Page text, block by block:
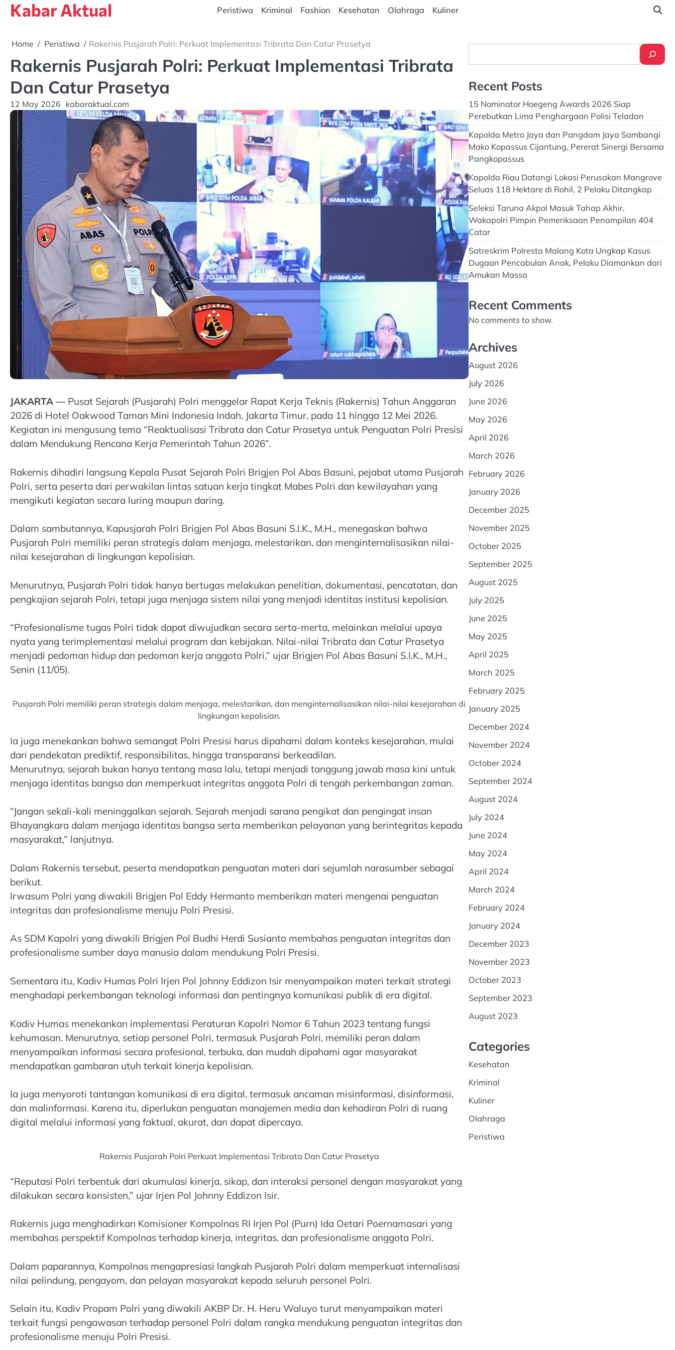
SkipKabar Aktual Peristiwa Kriminal Fashion Kesehatan Olahraga Kuliner
Home Peristiwa Rakernis Pusjarah Polri: Perkuat Implementasi Tribrata Dan Catur Prasetya
Rakernis Pusjarah Polri: Perkuat Implementasi Tribrata
Dan Catur Prasetya
12 May 2026 kabaraktual.com
JAKARTA —Pusat Sejarah (Pusjarah) Polri menggelar Rapat Kerja Teknis (Rakernis) Tahun Anggaran
2026 di Hotel Oakwood Taman Mini Indonesia Indah, Jakarta Timur, pada 11 hingga 12 Mei 2026.
Kegiatan ini mengusung tema “Reaktualisasi Tribrata dan Catur Prasetya untuk Penguatan Polri Presisi
dalam Mendukung Rencana Kerja Pemerintah Tahun 2026”.
Rakernis dihadiri langsung Kepala Pusat Sejarah Polri Brigjen Pol Abas Basuni, pejabat utama Pusjarah
Polri, serta peserta dari perwakilan lintas satuan kerja tingkat Mabes Polri dan kewilayahan yang
mengikuti kegiatan secara luring maupun daring.
Dalam sambutannya, Kapusjarah Polri Brigjen Pol Abas Basuni S.I.K., M.H., menegaskan bahwa
Pusjarah Polri memiliki peran strategis dalam menjaga, melestarikan, dan menginternalisasikan nilai-
nilai kesejarahan di lingkungan kepolisian.
Menurutnya, Pusjarah Polri tidak hanya bertugas melakukan penelitian, dokumentasi, pencatatan, dan
pengkajian sejarah Polri, tetapi juga menjaga sistem nilai yang menjadi identitas institusi kepolisian.
“Profesionalisme tugas Polri tidak dapat diwujudkan secara serta-merta, melainkan melalui upaya
nyata yang terimplementasi melalui program dan kebijakan. Nilai-nilai Tribrata dan Catur Prasetya
menjadi pedoman hidup dan pedoman kerja anggota Polri,” ujar Brigjen Pol Abas Basuni S.I.K., M.H.,
Senin (11/05).
Pusjarah Polri memiliki peran strategis dalam menjaga, melestarikan, dan menginternalisasikan nilai-nilai kesejarahan di
lingkungan kepolisian.
Ia juga menekankan bahwa semangat Polri Presisi harus dipahami dalam konteks kesejarahan, mulai
dari pendekatan prediktif, responsibilitas, hingga transparansi berkeadilan.
Menurutnya, sejarah bukan hanya tentang masa lalu, tetapi menjadi tanggung jawab masa kini untuk
menjaga identitas bangsa dan memperkuat integritas anggota Polri di tengah perkembangan zaman.
“Jangan sekali-kali meninggalkan sejarah. Sejarah menjadi sarana pengikat dan pengingat insan
Bhayangkara dalam menjaga identitas bangsa serta memberikan pelayanan yang berintegritas kepada
masyarakat,” lanjutnya.
Dalam Rakernis tersebut, peserta mendapatkan penguatan materi dari sejumlah narasumber sebagai
berikut.
Irwasum Polri yang diwakili Brigjen Pol Eddy Hermanto memberikan materi mengenai penguatan
integritas dan profesionalisme menuju Polri Presisi.
As SDM Kapolri yang diwakili Brigjen Pol Budhi Herdi Susianto membahas penguatan integritas dan
profesionalisme sumber daya manusia dalam mendukung Polri Presisi.
Sementara itu, Kadiv Humas Polri Irjen Pol Johnny Eddizon Isir menyampaikan materi terkait strategi
menghadapi perkembangan teknologi informasi dan pentingnya komunikasi publik di era digital.
Kadiv Humas menekankan implementasi Peraturan Kapolri Nomor 6 Tahun 2023 tentang fungsi
kehumasan. Menurutnya, setiap personel Polri, termasuk Pusjarah Polri, memiliki peran dalam
menyampaikan informasi secara profesional, terbuka, dan mudah dipahami agar masyarakat
mendapatkan gambaran utuh terkait kinerja kepolisian.
Ia juga menyoroti tantangan komunikasi di era digital, termasuk ancaman misinformasi, disinformasi,
dan malinformasi. Karena itu, diperlukan penguatan manajemen media dan kehadiran Polri di ruang
digital melalui informasi yang faktual, akurat, dan dapat dipercaya.
Rakernis Pusjarah Polri Perkuat Implementasi Tribrata Dan Catur Prasetya
“Reputasi Polri terbentuk dari akumulasi kinerja, sikap, dan interaksi personel dengan masyarakat yang
dilakukan secara konsisten,” ujar Irjen Pol Johnny Eddizon Isir.
Rakernis juga menghadirkan Komisioner Kompolnas RI Irjen Pol (Purn) Ida Oetari Poernamasari yang
membahas perspektif Kompolnas terhadap kinerja, integritas, dan profesionalisme anggota Polri.
Dalam paparannya, Kompolnas mengapresiasi langkah Pusjarah Polri dalam memperkuat internalisasi
nilai pelindung, pengayom, dan pelayan masyarakat kepada seluruh personel Polri.
Selain itu, Kadiv Propam Polri yang diwakili AKBP Dr. H. Heru Waluyo turut menyampaikan materi
terkait fungsi pengawasan terhadap personel Polri dalam rangka mendukung penguatan integritas dan
profesionalisme menuju Polri Presisi.
Recent Posts
15 Nominator Hoegeng Awards 2026 Siap
Perebutkan Lima Penghargaan Polisi Teladan
Kapolda Metro Jaya dan Pangdam Jaya Sambangi
Mako Kopassus Cijantung, Pererat Sinergi Bersama
Pangkopassus
Kapolda Riau Datangi Lokasi Perusakan Mangrove
Seluas 118 Hektare di Rohil, 2 Pelaku Ditangkap
Seleksi Taruna Akpol Masuk Tahap Akhir,
Wakapolri Pimpin Pemeriksaan Penampilan 404
Catar
Satreskrim Polresta Malang Kota Ungkap Kasus
Dugaan Pencabulan Anak, Pelaku Diamankan dari
Amukan Massa
Recent Comments
No comments to show.
Archives
August 2026
July 2026
June 2026
May 2026
April 2026
March 2026
February 2026
January 2026
December 2025
November 2025
October 2025
September 2025
August 2025
July 2025
June 2025
May 2025
April 2025
March 2025
February 2025
January 2025
December 2024
November 2024
October 2024
September 2024
August 2024
July 2024
June 2024
May 2024
April 2024
March 2024
February 2024
January 2024
December 2023
November 2023
October 2023
September 2023
August 2023
Categories
Kesehatan
Kriminal
Kuliner
Olahraga
Peristiwa